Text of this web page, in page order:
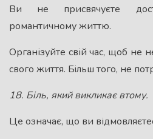
Ви не присвячуєте
романтичному життю.
Організуйте свій час, щоб не
свого життя. Бiльш того, не
18. Бiль, який викликає втому.
Це означає, що ви